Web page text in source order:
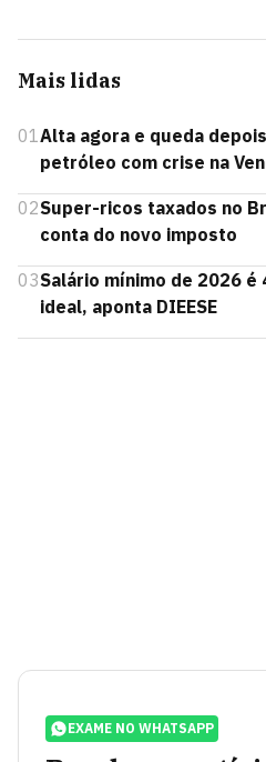
Mais lidas
01Alta agora e queda
petróleo com crise na
02Super-ricos taxados no
conta do novo imposto
03Salário mínimo de 2026
ideal, aponta DIEESE
EXAME NO WHATSAPP